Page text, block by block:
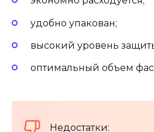
удобно упакован;
высокий уровень
оптимальный объем
Недостатки: